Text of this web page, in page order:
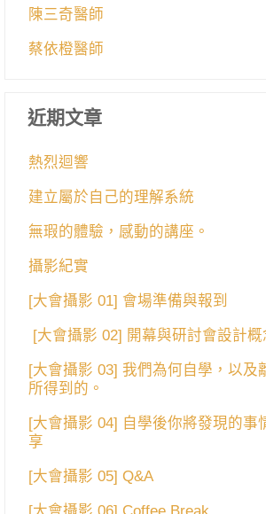
陳三奇醫師
蔡依橙醫師
近期文章
熱烈迴響
建立屬於自己的理解系統
無瑕的體驗，感動的講座。
攝影紀實
[大會攝影 01] 會場準備與報到
[大會攝影 02] 開幕與研討會設計概
[大會攝影 03] 我們為何自學，以及
所得到的。
[大會攝影 04] 自學後你將發現的事
享
[大會攝影 05] Q&A